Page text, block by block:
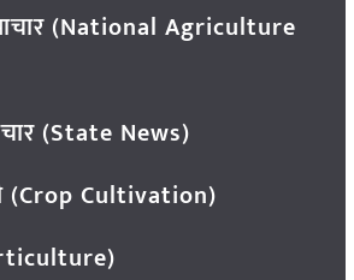
(National Agriculture
(State News)
Cultivation)